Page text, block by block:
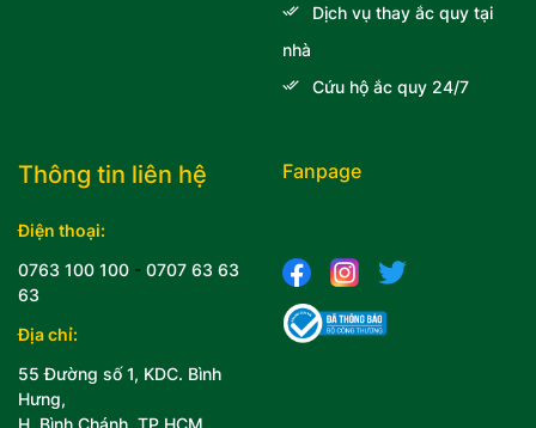
Thông tin liên hệ
Điện thoại:
0763 100 100 - 0707 63 63
63
Địa chỉ:
55 Đường số 1, KDC. Bình
Hưng,
H. Bình Chánh, TP.HCM
Dịch vụ thay ắc quy tại
nhà
Cứu hộ ắc quy 24/7
Fanpage